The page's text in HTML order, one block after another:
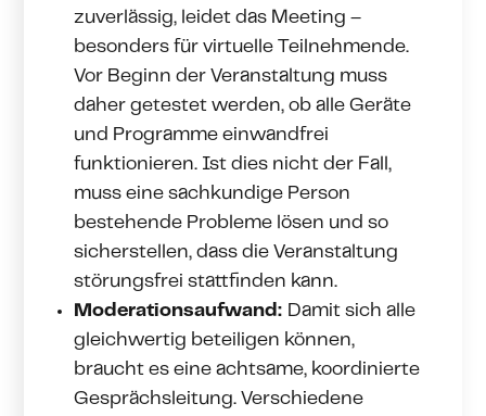
zuverlässig, leidet das Meeting –
besonders für virtuelle Teilnehmende.
Vor Beginn der Veranstaltung muss
daher getestet werden, ob alle Geräte
und Programme einwandfrei
funktionieren. Ist dies nicht der Fall,
muss eine sachkundige Person
bestehende Probleme lösen und so
sicherstellen, dass die Veranstaltung
störungsfrei stattfinden kann.
Moderationsaufwand: Damit sich alle
gleichwertig beteiligen können,
braucht es eine achtsame, koordinierte
Gesprächsleitung. Verschiedene